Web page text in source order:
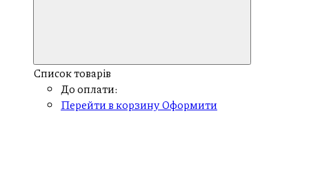
Список товарів
До оплати:
Перейти в корзинуОформити